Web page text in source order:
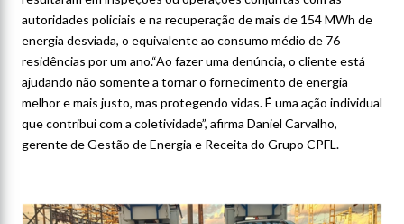
autoridades policiais e na recuperação de mais de 154 MWh de
energia desviada, o equivalente ao consumo médio de 76
residências por um ano.“Ao fazer uma denúncia, o cliente está
ajudando não somente a tornar o fornecimento de energia
melhor e mais justo, mas protegendo vidas. É uma ação individual
que contribui com a coletividade”, afirma Daniel Carvalho,
gerente de Gestão de Energia e Receita do Grupo CPFL.